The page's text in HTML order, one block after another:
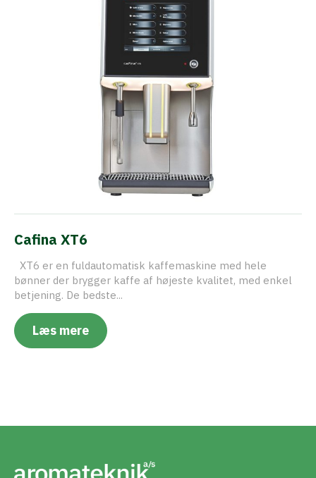
Cafina XT6
XT6 er en fuldautomatisk kaffemaskine med hele
bønner der brygger kaffe af højeste kvalitet, med enkel
betjening. De bedste...
Læs mere